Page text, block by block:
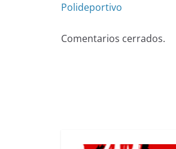
Polideportivo
Comentarios cerrados.